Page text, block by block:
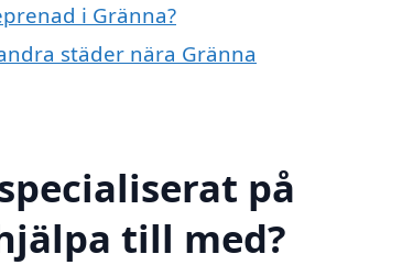
i Gränna?
städer nära Gränna
på
till med?